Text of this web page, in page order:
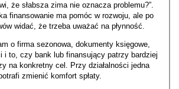
że słabsza zima nie oznacza problemu?”.
finansowanie ma pomóc w rozwoju, ale po
widać, że trzeba uważać na płynność.
o firma sezonowa, dokumenty księgowe,
i to, czy bank lub finansujący patrzy bardziej
na konkretny cel. Przy działalności jedna
zmienić komfort spłaty.